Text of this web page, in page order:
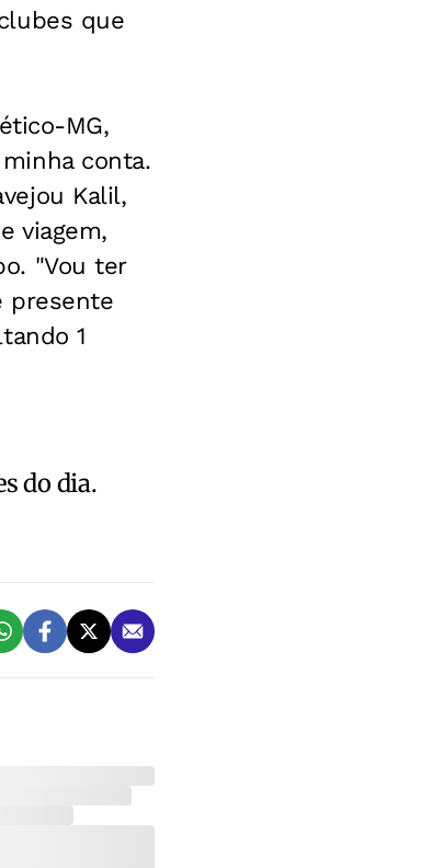
que
MG,
conta.
Kalil,
viagem,
"Vou ter
presente
1
do dia.